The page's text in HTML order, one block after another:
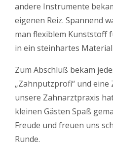
andere Instrumente
eigenen Reiz. Spannend
man flexiblem Kunststoff
in ein steinhartes Material
Zum Abschluß bekam
„Zahnputzprofi“ und eine
unsere Zahnarztpraxis
kleinen Gästen Spaß
Freude und freuen uns
Runde.